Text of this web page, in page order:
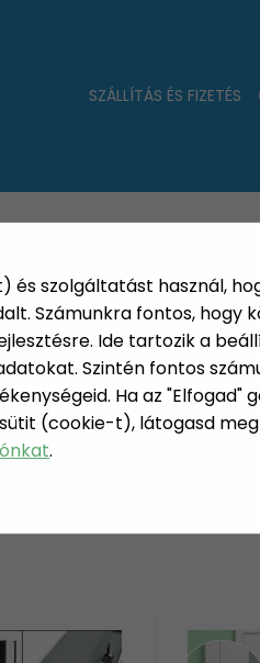
szolgáltatást használ,
Számunkra fontos, hogy
Ide tartozik a
Szintén fontos
Ha az
(cookie-t), látogasd
.
SZÁLLÍTÁS ÉS FIZETÉS
LAKÁS,